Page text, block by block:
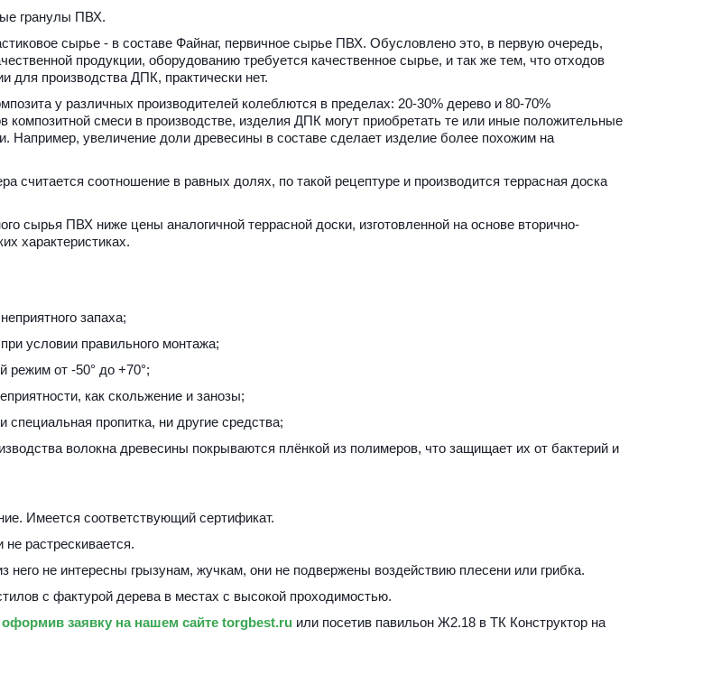
гранулы ПВХ.
сырье - в составе Файнаг, первичное сырье ПВХ. Обусловлено это, в первую очередь,
продукции, оборудованию требуется качественное сырье, и так же тем, что отходов
производства ДПК, практически нет.
у различных производителей колеблются в пределах: 20-30% дерево и 80-70%
композитной смеси в производстве, изделия ДПК могут приобретать те или иные положительные
Например, увеличение доли древесины в составе сделает изделие более похожим на
соотношение в равных долях, по такой рецептуре и производится террасная доска
сырья ПВХ ниже цены аналогичной террасной доски, изготовленной на основе вторично-
характеристиках.
запаха;
условии правильного монтажа;
режим от -50° до +70°;
как скольжение и занозы;
пропитка, ни другие средства;
волокна древесины покрываются плёнкой из полимеров, что защищает их от бактерий и
Имеется соответствующий сертификат.
растрескивается.
него не интересны грызунам, жучкам, они не подвержены воздействию плесени или грибка.
с фактурой дерева в местах с высокой проходимостью.
оформив заявку на нашем сайте torgbest.ru или посетив павильон Ж2.18 в ТК Конструктор на